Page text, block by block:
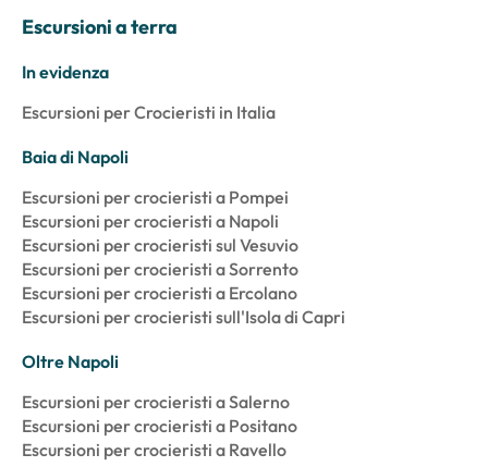
Escursioni a terra
In evidenza
Escursioni per Crocieristi in Italia
Baia di Napoli
Escursioni per crocieristi a Pompei
Escursioni per crocieristi a Napoli
Escursioni per crocieristi sul Vesuvio
Escursioni per crocieristi a Sorrento
Escursioni per crocieristi a Ercolano
Escursioni per crocieristi sull'Isola di Capri
Oltre Napoli
Escursioni per crocieristi a Salerno
Escursioni per crocieristi a Positano
Escursioni per crocieristi a Ravello